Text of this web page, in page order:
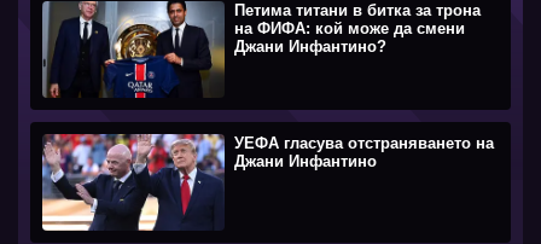
Петима титани в битка за трона
на ФИФА: кой може да смени
Джани Инфантино?
УЕФА гласува отстраняването на
Джани Инфантино